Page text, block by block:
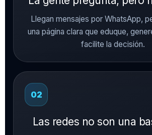
Llegan mensajes por WhatsApp,
una página clara que eduque,
facilite la decisión.
02
Las redes no son una